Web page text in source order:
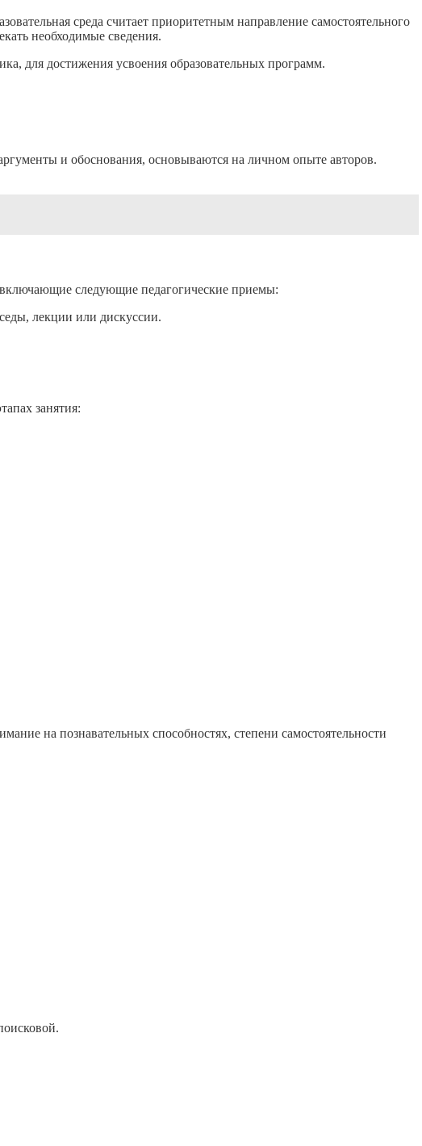
среда считает приоритетным направление самостоятельного
необходимые сведения.
для достижения усвоения образовательных программ.
и обоснования, основываются на личном опыте авторов.
следующие педагогические приемы:
лекции или дискуссии.
занятия:
на познавательных способностях, степени самостоятельности